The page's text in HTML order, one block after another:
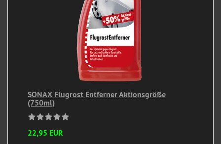
SONAX Flugrost Entferner Aktionsgröße
(750ml)
22,95 EUR